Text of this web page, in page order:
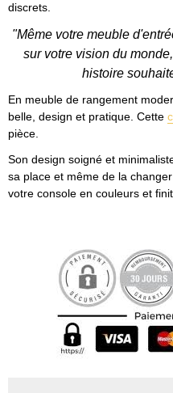
discrets.
"Même votre meuble
sur votre vision du
histoire
En meuble de rangement
belle, design et pratique. Cette
pièce.
Son design soigné et
sa place et même de la
votre console en couleurs et